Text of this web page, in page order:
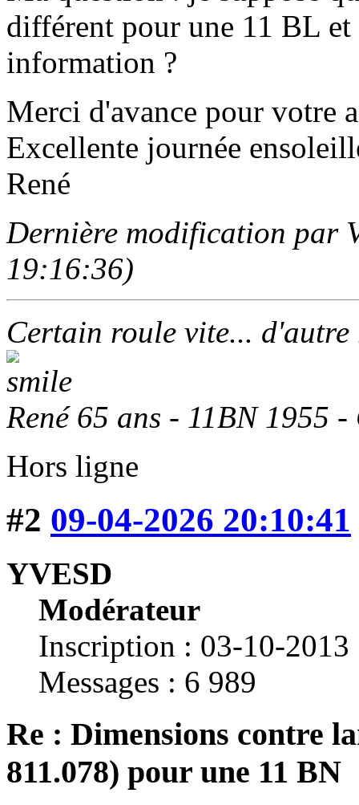
différent pour une 11 BL
information ?
Merci d'avance pour votre
Excellente journée
René
Dernière modification par
19:16:36)
Certain roule vite...
René 65 ans - 11BN 1955
Hors ligne
#2 09-04-2026 20:10:41
YVESD
Modérateur
Inscription : 03-10-2013
Messages : 6 989
Re : Dimensions contre
811.078) pour une 11 BN